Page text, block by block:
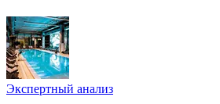
Экспертный анализ